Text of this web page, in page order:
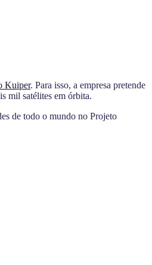
Kuiper. Para isso, a empresa pretende
mil satélites em órbita.
de todo o mundo no Projeto